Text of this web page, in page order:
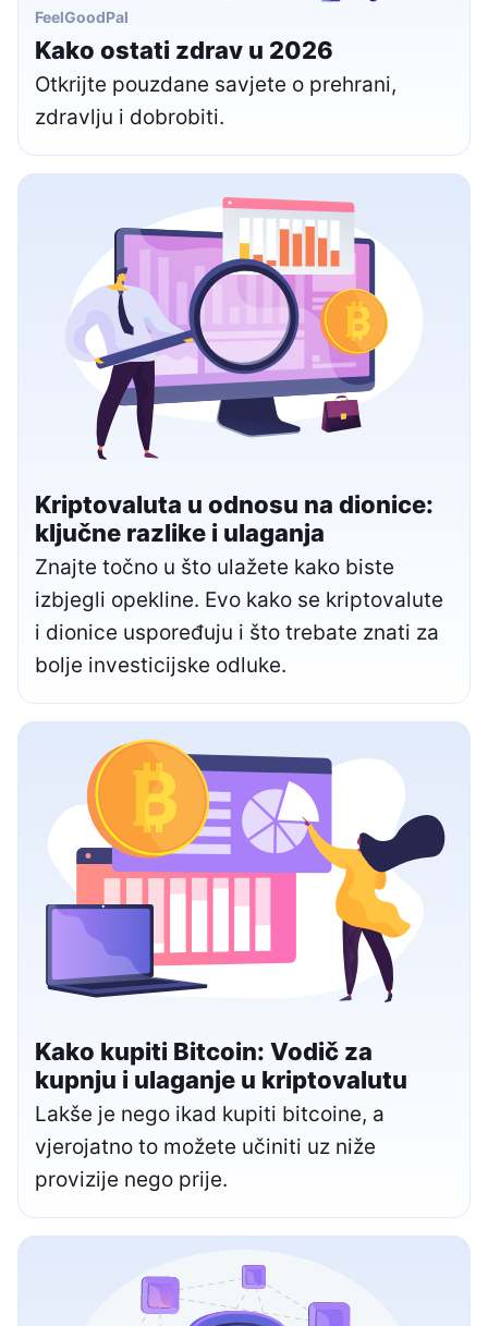
FeelGoodPal
Kako ostati zdrav u 2026
Otkrijte pouzdane savjete o prehrani,
zdravlju i dobrobiti.
Kriptovaluta u odnosu na dionice:
ključne razlike i ulaganja
Znajte točno u što ulažete kako biste
izbjegli opekline. Evo kako se kriptovalute
i dionice uspoređuju i što trebate znati za
bolje investicijske odluke.
Kako kupiti Bitcoin: Vodič za
kupnju i ulaganje u kriptovalutu
Lakše je nego ikad kupiti bitcoine, a
vjerojatno to možete učiniti uz niže
provizije nego prije.